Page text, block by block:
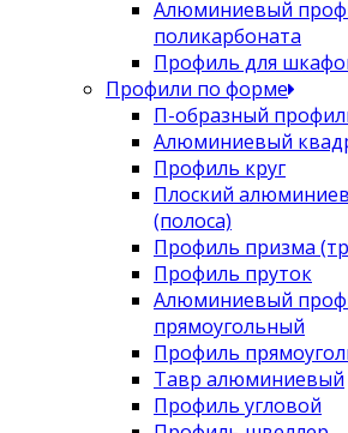
Алюминиевый
поликарбоната
Профиль для
Профили по форме
П-образный
Алюминиевый
Профиль круг
Плоский
(полоса)
Профиль призма
Профиль пруток
Алюминиевый
прямоугольный
Профиль
Тавр алюминиевый
Профиль угловой